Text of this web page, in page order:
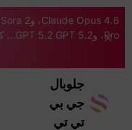
Pro، وGPT 5.2 GPT 5.2... كلها على نظام Pro. 46% OFF
جلوبال
جي بي
تي تي